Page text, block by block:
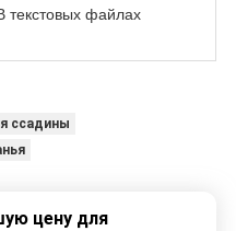
текстовых файлах
ссадины
цену для